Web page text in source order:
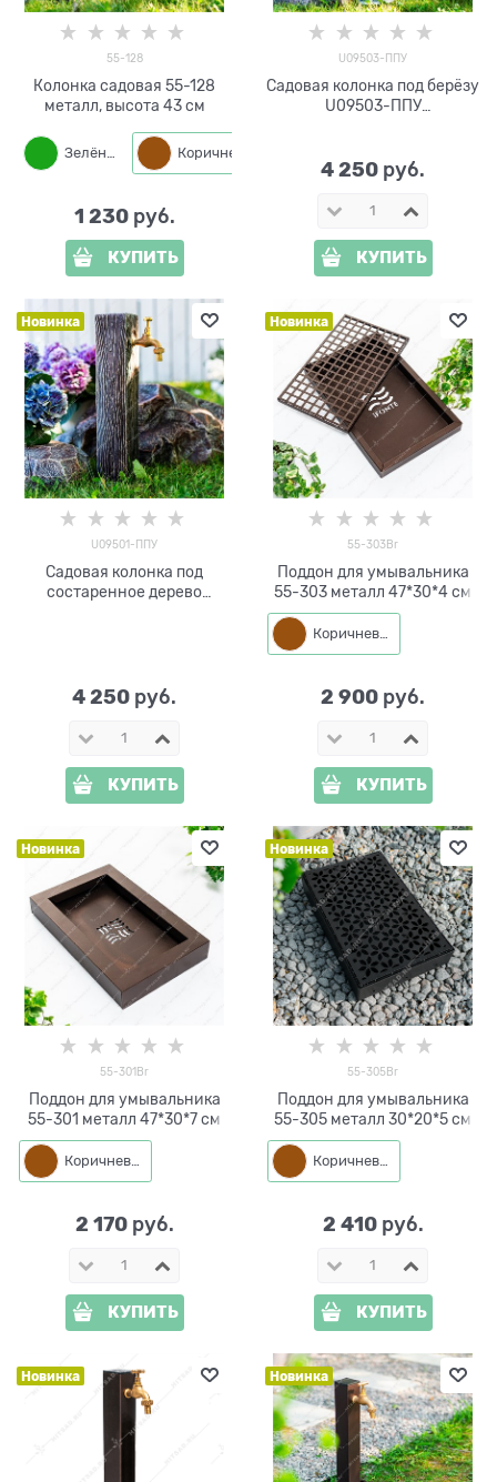
55-128
Колонка садовая 55-128
металл, высота 43 см
Зелёный
1 230 руб.
КУПИТЬ
U09503-ППУ
Садовая колонка под берёзу
U09503-ППУ
4 250 руб.
КУПИТЬ
Новинка
U09501-ППУ
Садовая колонка под
состаренное дерево
4 250 руб.
КУПИТЬ
Новинка
55-303Br
Поддон для умывальника
55-303 металл 47*30*4 см
Коричневый
2 900 руб.
КУПИТЬ
Новинка
55-301Br
Поддон для умывальника
55-301 металл 47*30*7 см
Коричневый
2 170 руб.
КУПИТЬ
Новинка
55-305Br
Поддон для умывальника
55-305 металл 30*20*5 см
Коричневый
2 410 руб.
КУПИТЬ
Новинка Новинка